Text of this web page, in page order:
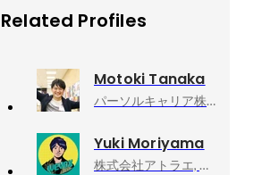
Related Profiles
Motoki Tanaka
パーソルキャリア株式会社（キャリア採用）, プロダクト企画統括部｜プロダクトエンジニア職（PdM）
Yuki Moriyama
株式会社アトラエ, wevox事業責任者